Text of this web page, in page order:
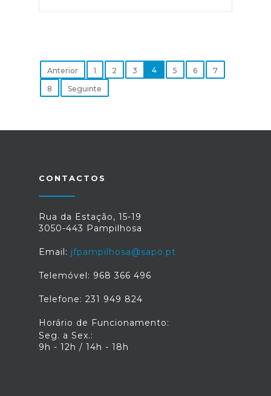
Anterior 1 2 3 4 5 6
7
8
Seguinte
CONTACTOS
Rua da Estação, 15-19
3050-443 Pampilhosa
Email: jfpampilhosa@sapo.pt
Telemóvel: 968 366 496
Telefone: 231 949 824
Horário de Funcionamento:
Seg. a Sex.:
9h - 12h / 14h - 18h